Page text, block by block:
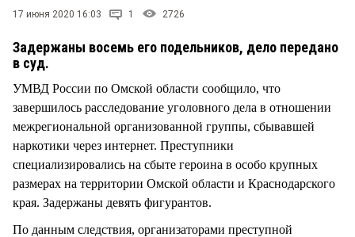
17 июня 2020 16:03 1 2726
Задержаны восемь его подельников, дело передано
в суд.
УМВД России по Омской области сообщило, что
завершилось расследование уголовного дела в отношении
межрегиональной организованной группы, сбывавшей
наркотики через интернет. Преступники
специализировались на сбыте героина в особо крупных
размерах на территории Омской области и Краснодарского
края. Задержаны девять фигурантов.
По данным следствия, организаторами преступной